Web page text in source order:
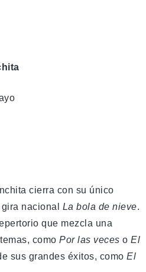
cierra con su único
nacional La bola de nieve.
que mezcla una
como Por las veces o El
sus grandes éxitos, como El